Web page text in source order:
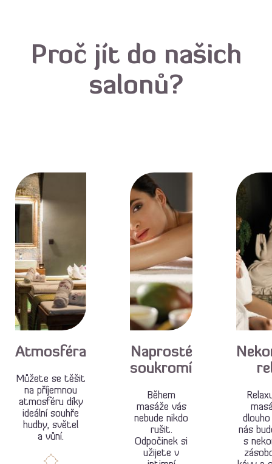
Proč jít do našich
salonů?
Atmosféra
Můžete se těšit
na příjemnou
atmosféru díky
ideální souhře
hudby, světel
a vůní.
Naprosté
soukromí
Během
masáže vás
nebude nikdo
rušit.
Odpočinek si
užijete v
nás
s